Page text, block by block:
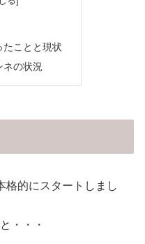
たことと現状
ネの状況
格的にスタートしまし
・・・